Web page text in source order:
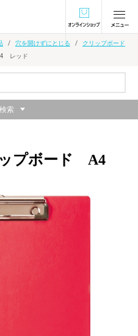
オンラインショ
穴を開けずにとじる
クリップボード
レッド
ップボード A4
索